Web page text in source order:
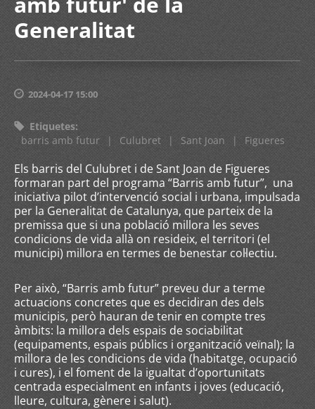
Generalitat
2024-04-17 15:00
Etiquetes:
barris amb futur
| Culubret | Sant Joan | Figueres
Els barris del Culubret i de Sant Joan de Figueres
formaran part del programa “Barris amb futur”, una
iniciativa pilot d’intervenció social i urbana, impulsada
per la Generalitat de Catalunya, que parteix de la
premissa que si una població millora les seves
condicions de vida allà on resideix, el territori (el
municipi) millora en termes de benestar col·lectiu.
Per això, “Barris amb futur” preveu dur a terme
actuacions concretes que es decidiran des dels
municipis, però hauran de tenir en compte tres
àmbits: la millora dels espais de sociabilitat
(equipaments, espais públics i organització veïnal); la
millora de les condicions de vida (habitatge, ocupació
i cures), i el foment de la igualtat d’oportunitats
centrada especialment en infants i joves (educació,
lleure, cultura, gènere i salut).